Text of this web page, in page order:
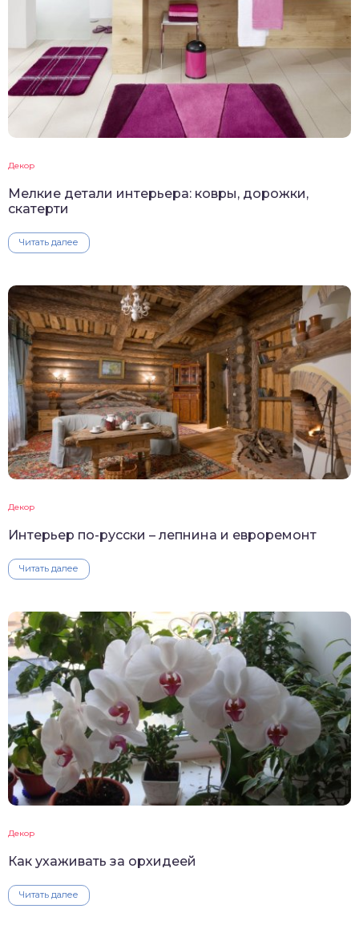
Декор
Мелкие детали интерьера: ковры, дорожки,
скатерти
Читать далее
Декор
Интерьер по-русски – лепнина и евроремонт
Читать далее
Декор
Как ухаживать за орхидеей
Читать далее